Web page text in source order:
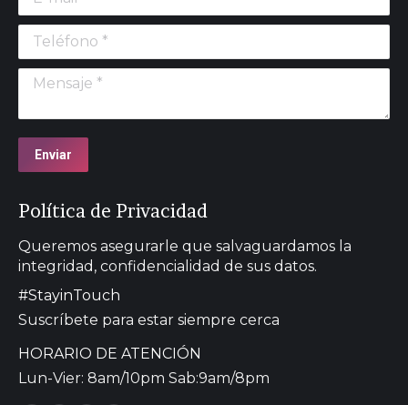
Teléfono *
Mensaje *
Enviar
Política de Privacidad
Queremos asegurarle que salvaguardamos la
integridad, confidencialidad de sus datos.
#StayinTouch
Suscríbete para estar siempre cerca
HORARIO DE ATENCIÓN
Lun-Vier: 8am/10pm Sab:9am/8pm